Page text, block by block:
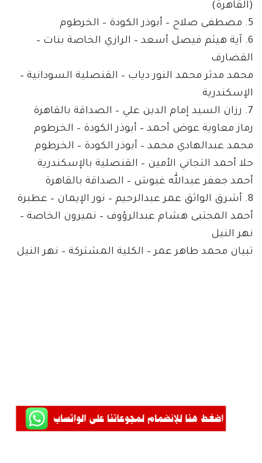
(القاهرة)
5. مصطفى صلاح – أبوذر الكودة – الخرطوم
6. آية هيثم فيصل أسعد – الرازي الخاصة بنات –
القضارف
محمد مدثر محمد النور دياب – القنصلية السودانية –
الإسكندرية
7. رزان السيد إمام الدين علي – الصداقة بالقاهرة
رماز معاوية عوض أحمد – أبوذر الكودة – الخرطوم
محمد عبدالهادي محمد – أبوذر الكودة – الخرطوم
حلا أحمد التجاني الأمين – القنصلية بالإسكندرية
أحمد جعفر عبدالله غبوش – الصداقة بالقاهرة
8. أشرق الواثق عمر عبدالرحيم – نور الإيمان – عطبرة
أحمد المجتبى هشام عبدالرؤوف – نميرون الخاصة –
نهر النيل
تبيان محمد طاهر عمر – الكلية المشتركة – نهر النيل